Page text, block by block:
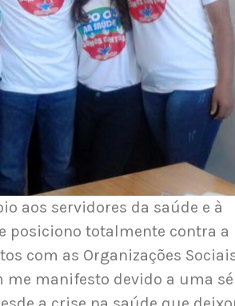
aos servidores da saúde e à
posiciono totalmente contra a
com as Organizações
me manifesto devido a uma